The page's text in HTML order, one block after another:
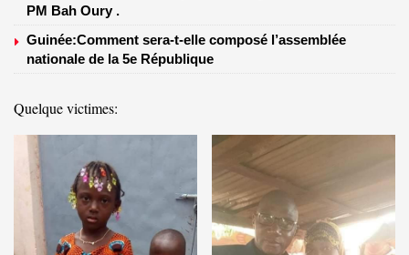
PM Bah Oury .
Guinée:Comment sera-t-elle composé l’assemblée
nationale de la 5e République
Quelque victimes: